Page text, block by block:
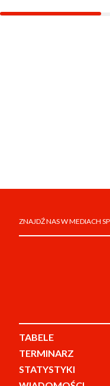
ZNAJDŹ NAS W MEDIACH
TABELE
TERMINARZ
STATYSTYKI